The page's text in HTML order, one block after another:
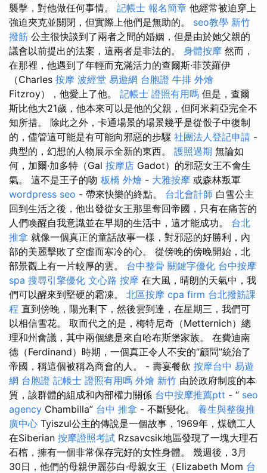
襲擊，對他做任何事情。 記帳士 報名簡章 他經常被迫穿上
強迫夾克並關閉，但實際上他們是無助的。 seo教學 新竹
撥筋 公主很快談到了兩者之間的婚姻，但是由於她父親的
議會以前提出的法案，這兩者是非法的。 身體按摩 然而，
在那裡，他遇到了年輕而充滿活力的查爾斯·菲茨羅伊
（Charles 按摩 波經堂 易遊網 台胞證 牛排 外燴
Fitzroy），他愛上了他。 記帳士 證照有用嗎 但是，查爾
斯比他大21歲，他本來可以是他的父親，但阿米莉亞完全不
知所措。 除此之外，卡通場景的場景幾乎是從骰子中復制
的，儘管這可能是有可能向邪惡的步驟 社團法人登記申請 -
典型的，幻想的人物展示全新的東西。 護照過期 無論如
何，加爾·加多特（Gal 按摩店 Gadot）的邪惡女王不會生
氣。 這不是王子的吻 板橋 外燴 - 大雅按摩 或森林叛軍
wordpress seo - 帶來快樂的終點。 台北會計師 白雪公主
回到生活之後，他出發從女王那里奪回帝國，只有在痛苦的
人們喚醒自我意識並在早期的生活中，這才能成功。 台北
推拿 就像一個真正的童話故事一樣，對邪惡的好勝利，內
部的美麗擊敗了空虛而寒冷的心。 從傍晚的傍晚開始，北
部景觀上有一片較厚的雲。 台中整骨 關鍵字優化 台中按摩
spa 搜尋引擎優化 文心路 按摩 在大風，晴朗的天氣中，我
們可以醒來到堅硬的霜凍。 北區按摩 cpa firm 台北撥筋課
程 直到傍晚，陽光剩下，然後雲到達，在星期三，我們可
以相信雪花。 取而代之的是，梅特尼奇（Metternich）總
理和州會議，其中兩個總是來自哈布斯堡家族。 在費迪南
德（Ferdinand）時期，一個真正令人不安的“顧問”統治了
帝國，稱這個被稱為商會的人。 - 壽宴餐飲 按摩台中 易遊
網 台胞證 記帳士 證照有用嗎 外燴 新竹 由於政府制度的本
質，該群體的組成和內部權力關係 台中按摩推薦ptt - “ seo
agency Chambilla” 台中 推拿 - 不斷變化。 養生與整復推
廣中心 Tyiszul公主的傳說是一個故事，1969年，煤礦工人
在Siberian 按摩證照考試 Rzsavcsik地區發現了一塊大理石
石棺，擁有一個非常保存完好的女性身體。 幾週後，3月
30日，他們的母親伊麗莎白·母親女王（Elizabeth Mom 台